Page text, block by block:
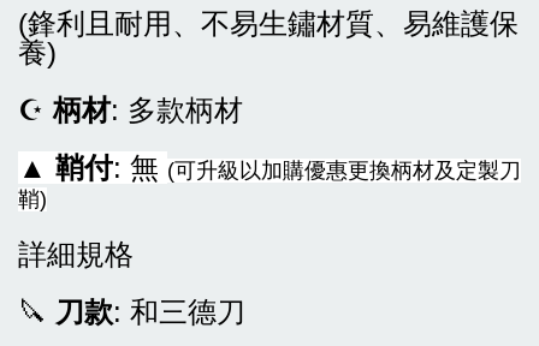
(鋒利且耐用、不易生鏽材質、易維護保
養)
☪柄材: 多款柄材
▲ 鞘付: 無 (可升級以加購優惠更換柄材及定製刀
鞘)
詳細規格
🔪 刀款: 和三德刀